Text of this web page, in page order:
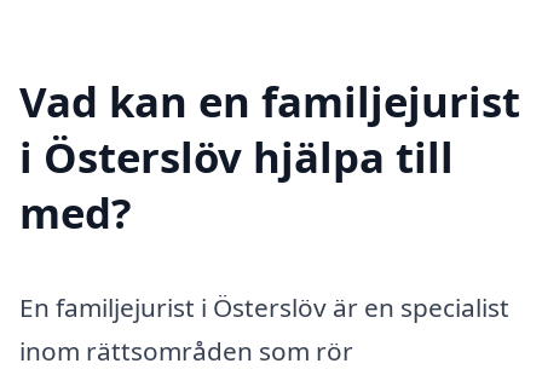
Vad kan en familjejurist
i Österslöv hjälpa till
med?
En familjejurist i Österslöv är en specialist
inom rättsområden som rör